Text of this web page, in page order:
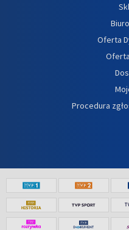
Oferta
Procedura